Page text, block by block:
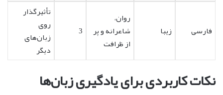
فارسی زیبا
روان،
شاعرانه و پر
از ظرافت
3
تأثیرگذار
روی
زبان‌های
دیگر
نکات کاربردی برای یادگیری زبان‌ها